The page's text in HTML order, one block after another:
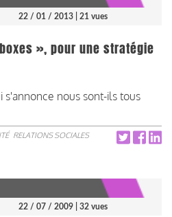
22 / 01 / 2013 | 21 vues
», pour une stratégie
s'annonce nous sont-ils tous
RELATIONS SOCIALES
22 / 07 / 2009 | 32 vues